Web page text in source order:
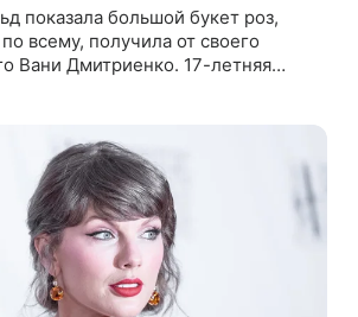
показала большой букет роз,
всему, получилa от своего
Вани Дмитриенко. 17-летняя